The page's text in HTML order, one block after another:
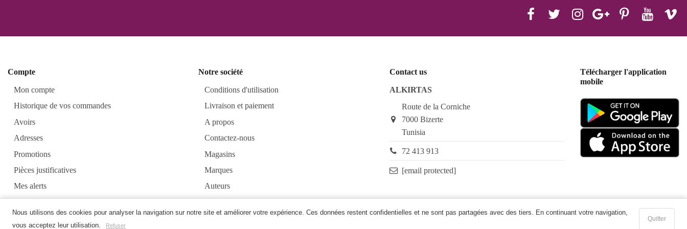
Nous utilisons des cookies pour analyser la navigation sur notre site et améliorer votre expérience. Ces données restent confidentielles et ne sont pas partagées avec des tiers. En continuant votre navigation,
vous acceptez leur utilisation.
Refuser
Quitter
Compte
Mon compte
Historique de vos commandes
Avoirs
Adresses
Promotions
Pièces justificatives
Mes alerts
Notre société
Conditions d'utilisation
Livraison et paiement
A propos
Contactez-nous
Magasins
Marques
Auteurs
Contact us
ALKIRTAS
Route de la Corniche
7000 Bizerte
Tunisia
72 413 913
[email protected]
Télécharger l'application
mobile